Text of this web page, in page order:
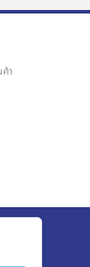
า